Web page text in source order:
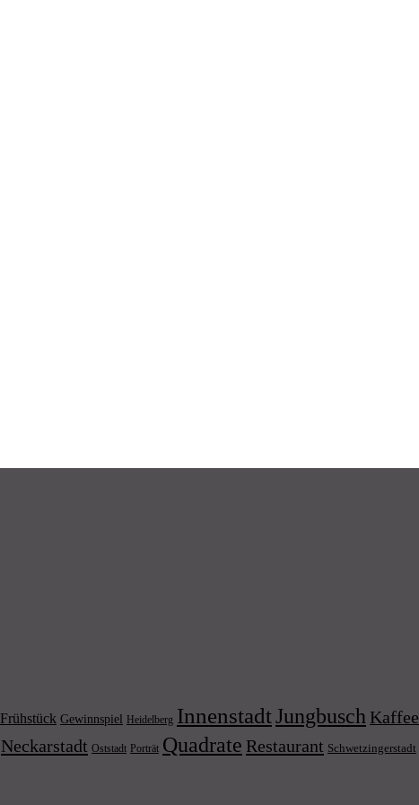
Frühstück Gewinnspiel Heidelberg InnenstadtJungbusch Kaffee
Neckarstadt Oststadt Porträt Quadrate Restaurant Schwetzingerstadt